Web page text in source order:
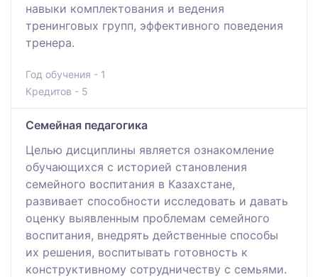
навыки комплектования и ведения
тренинговых групп, эффективного поведения
тренера.
Год обучения - 1
Кредитов - 5
Семейная педагогика
Целью дисциплины является ознакомление
обучающихся с историей становления
семейного воспитания в Казахстане,
развивает способности исследовать и давать
оценку выявленным проблемам семейного
воспитания, внедрять действенные способы
их решения, воспитывать готовность к
конструктивному сотрудничеству с семьями.